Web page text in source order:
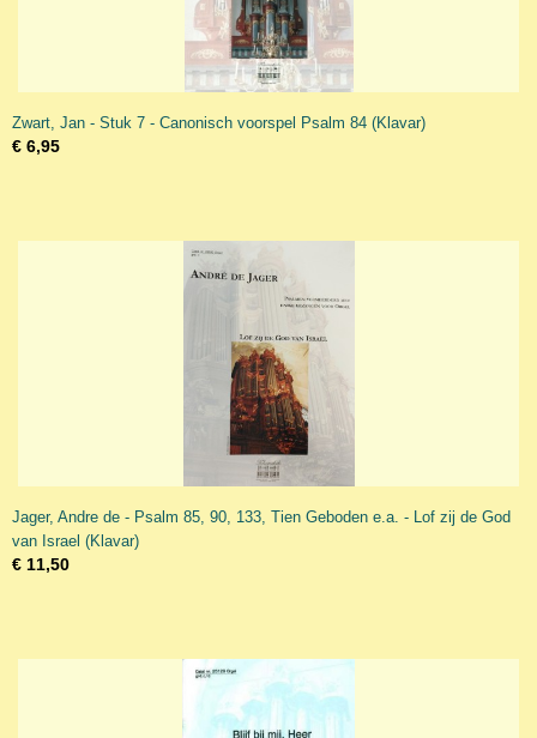
Zwart, Jan - Stuk 7 - Canonisch voorspel Psalm 84 (Klavar)
€ 6,95
Jager, Andre de - Psalm 85, 90, 133, Tien Geboden e.a. - Lof zij de God
van Israel (Klavar)
€ 11,50